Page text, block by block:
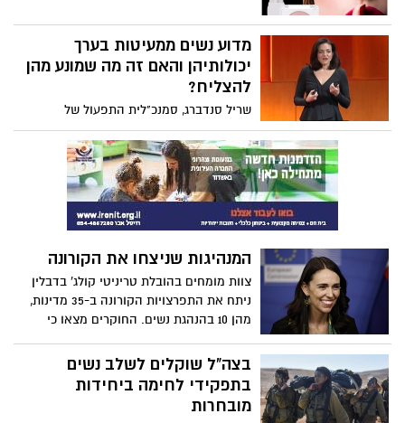
מספר טיפים ועצות שכדאי לאמץ, לפחות
בפעם הראשונה:
מדוע נשים ממעיטות בערך
יכולותיהן והאם זה מה שמונע מהן
להצליח?
שריל סנדברג, סמנכ"לית התפעול של
פייסבוק, בוחנת מדוע אחוז קטן יותר של
נשים מגברים מגיע לפסגת ההצלחה,היא
שואלת כיצד נתקן זאת? איך נשנה את
המספרים בפסגה? איך ניצור את השינוי הזה?
היא אומרת שהשארת נשים בשוק העבודה
הוא תנאי הכרחי ומציעה 3 עצות רבות-עוצמה
בכירה
המנהיגות שניצחו את הקורונה
צוות מומחים בהובלת טריניטי קולג' בדבלין
ניתח את התפרצויות הקורונה ב-35 מדינות,
מהן 10 בהנהגת נשים. החוקרים מצאו כי
חמישה מקרי מוות מקורונה בהשוואה
למדינות בהנהגת נשים. לפי תוצאות המחקר,
מדינות בהנהגת נשים שיטחו את עקומת
המגיפה באופן יעיל ומהיר
בצה"ל שוקלים לשלב נשים
בתפקידי לחימה ביחידות
מובחרות